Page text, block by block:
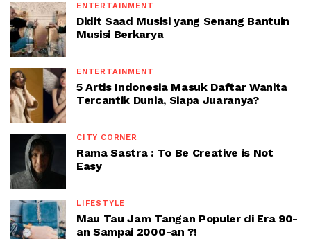
ENTERTAINMENT
Didit Saad Musisi yang Senang Bantuin
Musisi Berkarya
ENTERTAINMENT
5 Artis Indonesia Masuk Daftar Wanita
Tercantik Dunia, Siapa Juaranya?
CITY CORNER
Rama Sastra : To Be Creative is Not
Easy
LIFESTYLE
Mau Tau Jam Tangan Populer di Era 90-
an Sampai 2000-an ?!